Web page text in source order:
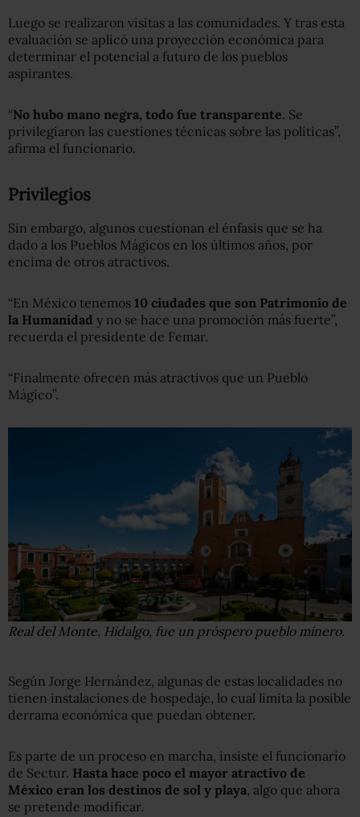
Luego se realizaron visitas a las comunidades. Y tras esta
evaluación se aplicó una proyección económica para
determinar el potencial a futuro de los pueblos
aspirantes.
“No hubo mano negra, todo fue transparente. Se
privilegiaron las cuestiones técnicas sobre las políticas”,
afirma el funcionario.
Privilegios
Sin embargo, algunos cuestionan el énfasis que se ha
dado a los Pueblos Mágicos en los últimos años, por
encima de otros atractivos.
“En México tenemos 10 ciudades que son Patrimonio de
la Humanidad y no se hace una promoción más fuerte”,
recuerda el presidente de Femar.
“Finalmente ofrecen más atractivos que un Pueblo
Mágico”.
Real del Monte, Hidalgo, fue un próspero pueblo minero.
Según Jorge Hernández, algunas de estas localidades no
tienen instalaciones de hospedaje, lo cual limita la posible
derrama económica que puedan obtener.
Es parte de un proceso en marcha, insiste el funcionario
de Sectur. Hasta hace poco el mayor atractivo de
México eran los destinos de sol y playa , algo que ahora
se pretende modificar.